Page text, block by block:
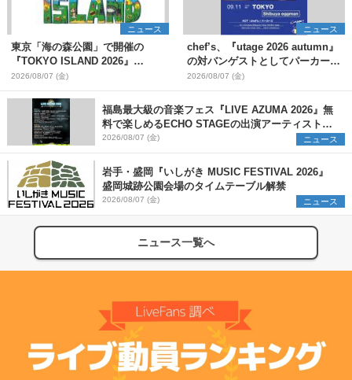
ニュース
東京「海の森公園」で開催の
『TOKYO ISLAND 2026』
BIGMAMA、flumpoolら第3弾出
演者7組を発表 ワークショッ
プ・アート出展者を募集
2026/08/07 (金)
ニュース
chef’s、『utage 2026 autumn』
の対バンゲストとしてパーカーズ
を発表
2026/08/07 (金)
福島最大級の音楽フェス『LIVE AZUMA 2026』無
料で楽しめるECHO STAGEの出演アーティストを
発表
2026/08/07 (金) ニュース
岩手・盛岡『いしがき MUSIC FESTIVAL 2026』
盛岡城跡公園会場のタイムテーブル解禁
2026/08/07 (金) ニュース
ニュース一覧へ